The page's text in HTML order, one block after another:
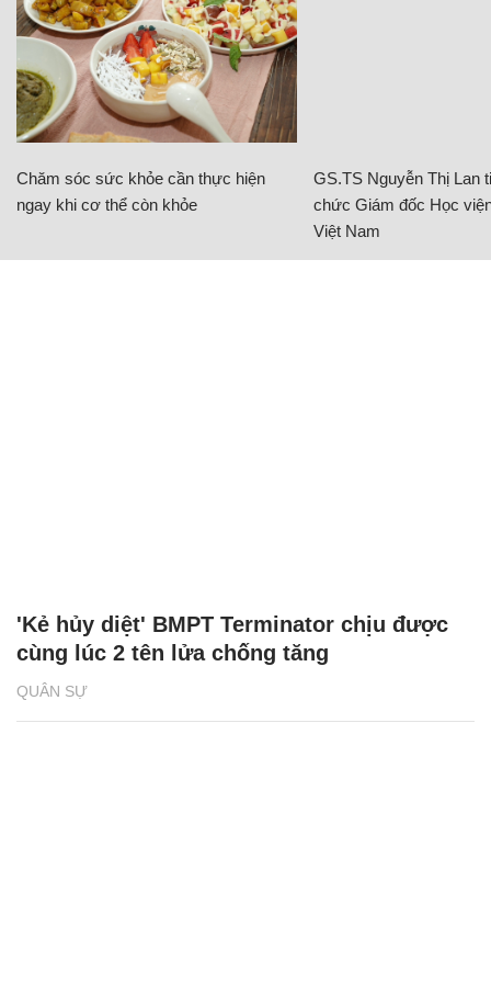
Chăm sóc sức khỏe cần thực hiện
ngay khi cơ thể còn khỏe
GS.TS Nguyễn Thị Lan
chức Giám đốc Học
Việt Nam
QUÂN SỰ
'Kẻ hủy diệt' BMPT Terminator chịu được
cùng lúc 2 tên lửa chống tăng